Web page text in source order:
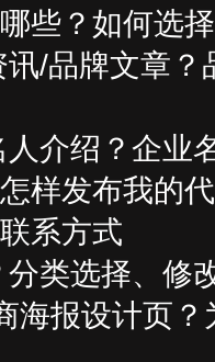
些？如何选
/品牌文章
介绍？企业
样发布我的
系方式
类选择、修
海报设计页